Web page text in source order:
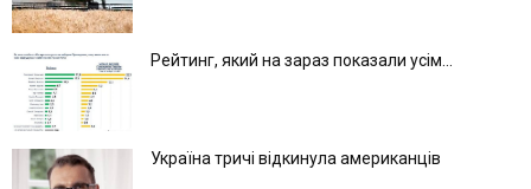
Рейтинг, який на зараз показали усім...
Україна тричі відкинула американців